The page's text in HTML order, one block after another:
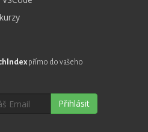
přímo do vašeho
Přihlásit